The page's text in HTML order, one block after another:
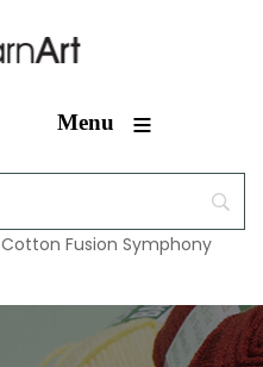
Menu ≡
Cotton Fusion Symphony